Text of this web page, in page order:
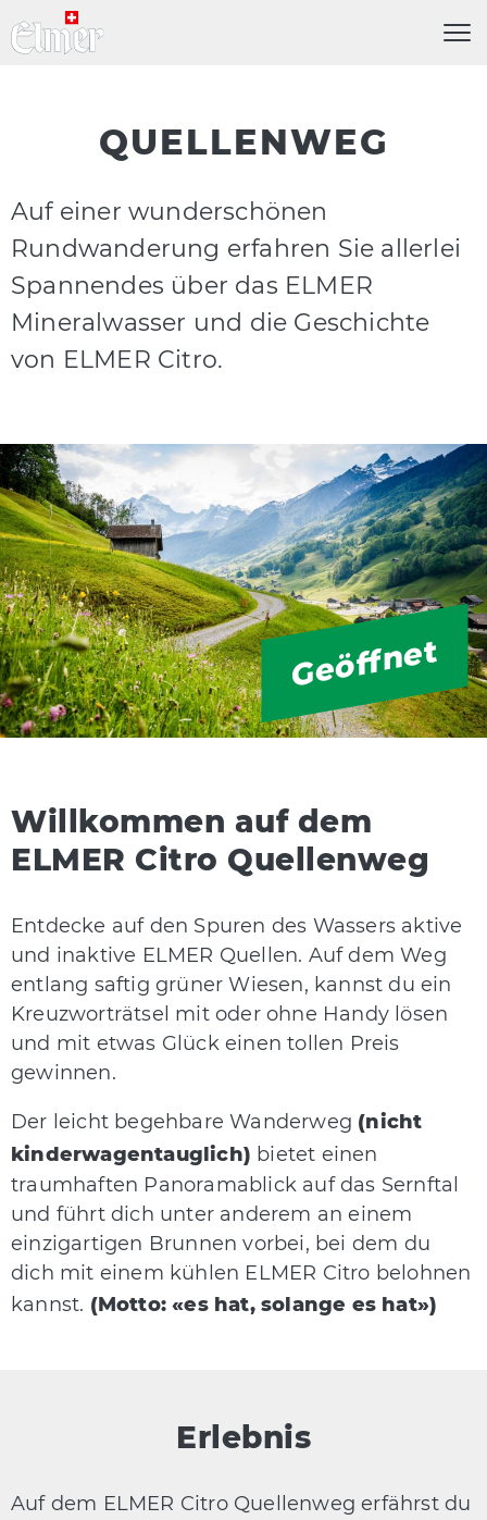
QUELLENWEG
Auf einer wunderschönen
Rundwanderung erfahren Sie allerlei
Spannendes über das ELMER
Mineralwasser und die Geschichte
von ELMER Citro.
Geöffnet
Willkommen auf dem
ELMER Citro Quellenweg
Entdecke auf den Spuren des Wassers aktive
und inaktive ELMER Quellen. Auf dem Weg
entlang saftig grüner Wiesen, kannst du ein
Kreuzworträtsel mit oder ohne Handy lösen
und mit etwas Glück einen tollen Preis
gewinnen.
Der leicht begehbare Wanderweg (nicht
kinderwagentauglich) bietet einen
traumhaften Panoramablick auf das Sernftal
und führt dich unter anderem an einem
einzigartigen Brunnen vorbei, bei dem du
dich mit einem kühlen ELMER Citro belohnen
kannst. (Motto: «es hat, solange es hat»)
Erlebnis
Auf dem ELMER Citro Quellenweg erfährst du